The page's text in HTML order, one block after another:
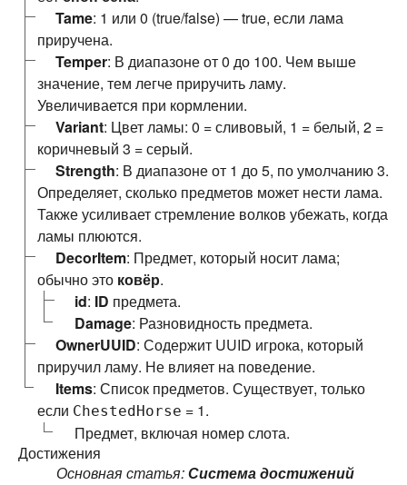
Tame: 1 или 0 (true/false) — true, если лама
приручена.
Temper: В диапазоне от 0 до 100. Чем выше
значение, тем легче приручить ламу.
Увеличивается при кормлении.
Variant: Цвет ламы: 0 = сливовый, 1 = белый, 2 =
коричневый 3 = серый.
Strength: В диапазоне от 1 до 5, по умолчанию 3.
Определяет, сколько предметов может нести лама.
Также усиливает стремление волков убежать, когда
ламы плюются.
DecorItem: Предмет, который носит лама;
обычно это ковёр.
id: ID предмета.
Damage: Разновидность предмета.
OwnerUUID: Содержит UUID игрока, который
приручил ламу. Не влияет на поведение.
Items: Список предметов. Существует, только
если ChestedHorse = 1.
Предмет, включая номер слота.
Достижения
Основная статья:Система достижений